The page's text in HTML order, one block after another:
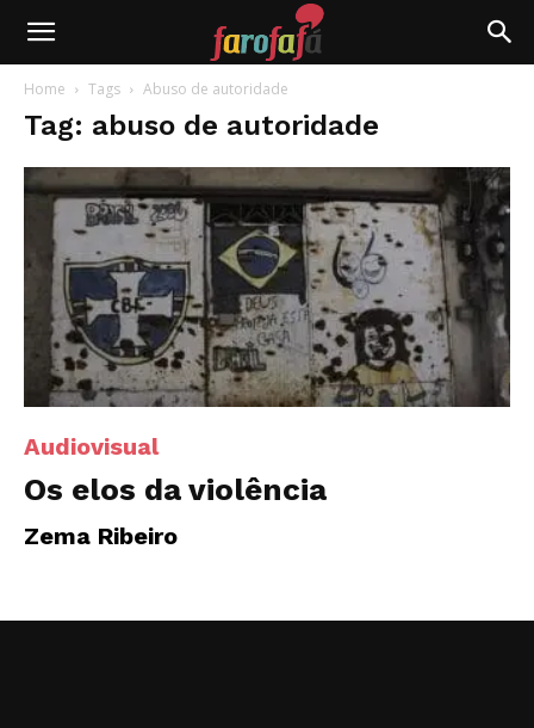
Farofafá
Home Tags Abuso de autoridade
Tag: abuso de autoridade
Audiovisual
Os elos da violência
Zema Ribeiro